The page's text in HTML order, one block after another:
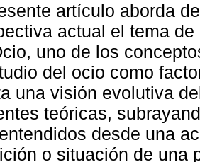
artículo aborda
actual el tema
uno de los
del ocio como
una visión evolutiva
teóricas,
desde una
o situación de una